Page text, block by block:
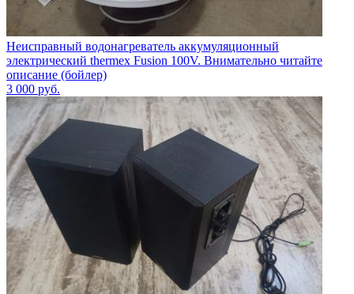
Неисправный водонагреватель аккумуляционный
электрический thermex Fusion 100V. Внимательно читайте
описание (бойлер)
3 000 руб.